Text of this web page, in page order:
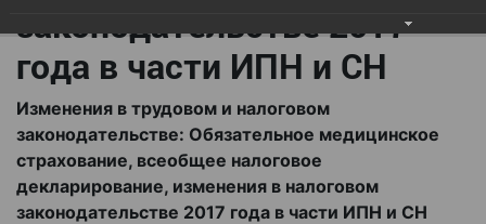
законодательстве 2017
года в части ИПН и СН
Изменения в трудовом и налоговом
законодательстве: Обязательное медицинское
страхование, всеобщее налоговое
декларирование, изменения в налоговом
законодательстве 2017 года в части ИПН и СН